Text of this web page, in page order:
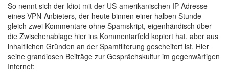
So nennt sich der Idiot mit der US-amerikanischen IP-Adresse
eines VPN-Anbieters, der heute binnen einer halben Stunde
gleich zwei Kommentare ohne Spamskript, eigenhändisch über
die Zwischenablage hier ins Kommentarfeld kopiert hat, aber aus
inhaltlichen Gründen an der Spamfilterung gescheitert ist. Hier
seine grandiosen Beiträge zur Gesprächskultur im gegenwärtigen
Internet: